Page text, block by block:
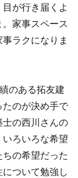
が行き届くよ
家事スペース
ラクになりま
のある拓友建
のが決め手で
の西川さんの
ろいろな希望
の希望だった
ついて勉強し